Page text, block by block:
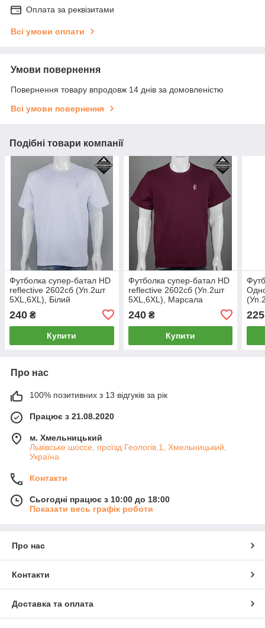
Оплата за реквізитами
Всі умови оплати
Умови повернення
Повернення товару впродовж 14 днів за домовленістю
Всі умови повернення
Подібні товари компанії
Футболка супер-батал HD
reflective 2602сб (Уп.2шт
5XL,6XL), Білий
240 ₴
Купити
Футболка супер-батал HD
reflective 2602сб (Уп.2шт
5XL,6XL), Марсала
240₴
Купити
225
Про нас
100% позитивних з 13 відгуків за рік
Працює з 21.08.2020
м. Хмельницький
Львівське шоссе, проїзд Геологів,1, Хмельницький,
Україна
Контакти
Сьогодні працює з 10:00 до 18:00
Показати весь графік роботи
Про нас
Контакти
Доставка та оплата